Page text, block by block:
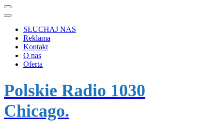
SŁUCHAJ NAS
Reklama
Kontakt
O nas
Oferta
Polskie Radio 1030
Chicago.